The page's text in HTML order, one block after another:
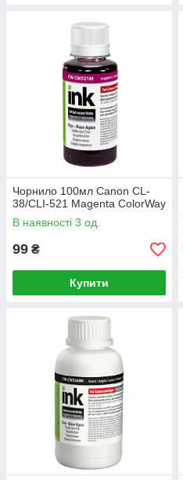
Чорнило 100мл Canon CL-
38/CLI-521 Magenta ColorWay
В наявності 3 од.
99 ₴
Купити